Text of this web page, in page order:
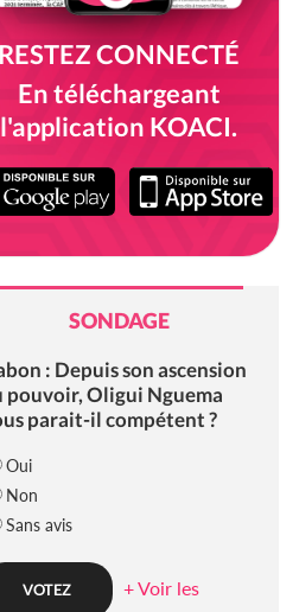
RESTEZ CONNECTÉ
En téléchargeant
l'application KOACI.
SONDAGE
: Depuis son ascension
pouvoir, Oligui Nguema
parait-il compétent ?
Oui
Non
Sans avis
+ Voir les